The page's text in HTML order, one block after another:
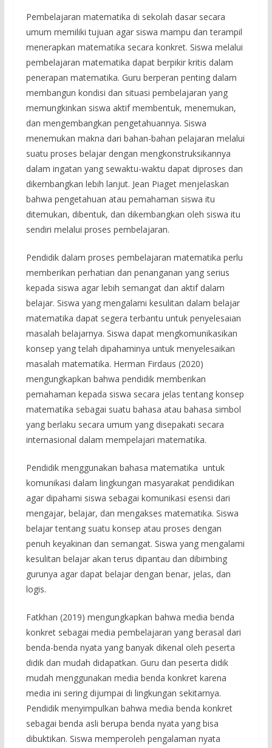
Pembelajaran matematika di sekolah dasar secara
umum memiliki tujuan agar siswa mampu dan terampil
menerapkan matematika secara konkret. Siswa melalui
pembelajaran matematika dapat berpikir kritis dalam
penerapan matematika. Guru berperan penting dalam
membangun kondisi dan situasi pembelajaran yang
memungkinkan siswa aktif membentuk, menemukan,
dan mengembangkan pengetahuannya. Siswa
menemukan makna dari bahan-bahan pelajaran melalui
suatu proses belajar dengan mengkonstruksikannya
dalam ingatan yang sewaktu-waktu dapat diproses dan
dikembangkan lebih lanjut. Jean Piaget menjelaskan
bahwa pengetahuan atau pemahaman siswa itu
ditemukan, dibentuk, dan dikembangkan oleh siswa itu
sendiri melalui proses pembelajaran.
Pendidik dalam proses pembelajaran matematika perlu
memberikan perhatian dan penanganan yang serius
kepada siswa agar lebih semangat dan aktif dalam
belajar. Siswa yang mengalami kesulitan dalam belajar
matematika dapat segera terbantu untuk penyelesaian
masalah belajarnya. Siswa dapat mengkomunikasikan
konsep yang telah dipahaminya untuk menyelesaikan
masalah matematika. Herman Firdaus (2020)
mengungkapkan bahwa pendidik memberikan
pemahaman kepada siswa secara jelas tentang konsep
matematika sebagai suatu bahasa atau bahasa simbol
yang berlaku secara umum yang disepakati secara
internasional dalam mempelajari matematika.
Pendidik menggunakan bahasa matematika untuk
komunikasi dalam lingkungan masyarakat pendidikan
agar dipahami siswa sebagai komunikasi esensi dari
mengajar, belajar, dan mengakses matematika. Siswa
belajar tentang suatu konsep atau proses dengan
penuh keyakinan dan semangat. Siswa yang mengalami
kesulitan belajar akan terus dipantau dan dibimbing
gurunya agar dapat belajar dengan benar, jelas, dan
logis.
Fatkhan (2019) mengungkapkan bahwa media benda
konkret sebagai media pembelajaran yang berasal dari
benda-benda nyata yang banyak dikenal oleh peserta
didik dan mudah didapatkan. Guru dan peserta didik
mudah menggunakan media benda konkret karena
media ini sering dijumpai di lingkungan sekitarnya.
Pendidik menyimpulkan bahwa media benda konkret
sebagai benda asli berupa benda nyata yang bisa
dibuktikan. Siswa memperoleh pengalaman nyata